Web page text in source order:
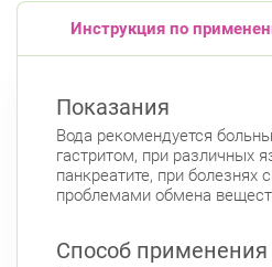
Инструкция по
Показания
Вода рекомендуется
гастритом, при различных
панкреатите, при болезнях
проблемами обмена
Способ применения